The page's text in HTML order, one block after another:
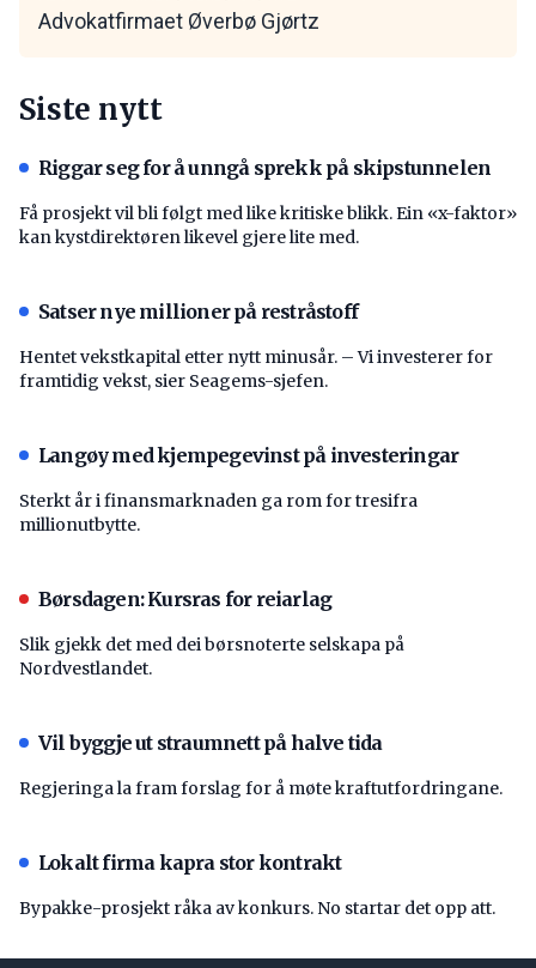
Advokatfirmaet Øverbø Gjørtz
Siste nytt
Riggar seg for å unngå sprekk på skipstunnelen
Få prosjekt vil bli følgt med like kritiske blikk. Ein «x-faktor»
kan kystdirektøren likevel gjere lite med.
Satser nye millioner på restråstoff
Hentet vekstkapital etter nytt minusår. – Vi investerer for
framtidig vekst, sier Seagems-sjefen.
Langøy med kjempegevinst på investeringar
Sterkt år i finansmarknaden ga rom for tresifra
millionutbytte.
Børsdagen: Kursras for reiarlag
Slik gjekk det med dei børsnoterte selskapa på
Nordvestlandet.
Vil byggje ut straumnett på halve tida
Regjeringa la fram forslag for å møte kraftutfordringane.
Lokalt firma kapra stor kontrakt
Bypakke-prosjekt råka av konkurs. No startar det opp att.